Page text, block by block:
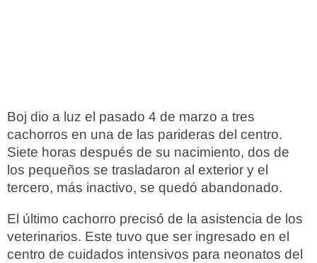
Boj dio a luz el pasado 4 de marzo a tres
cachorros en una de las parideras del centro.
Siete horas después de su nacimiento, dos de
los pequeños se trasladaron al exterior y el
tercero, más inactivo, se quedó abandonado.
El último cachorro precisó de la asistencia de los
veterinarios. Este tuvo que ser ingresado en el
centro de cuidados intensivos para neonatos del